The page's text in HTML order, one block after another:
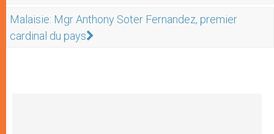
Malaisie: Mgr Anthony Soter Fernandez, premier
cardinal du pays